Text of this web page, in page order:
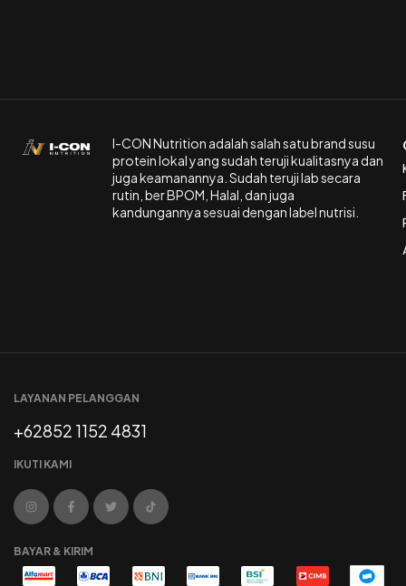
I-CON Nutrition adalah salah satu brand susu
protein lokal yang sudah teruji kualitasnya dan
juga keamanannya. Sudah teruji lab secara
rutin, ber BPOM, Halal, dan juga
kandungannya sesuai dengan label nutrisi.
LAYANAN PELANGGAN
+62852 1152 4831
IKUTI KAMI
BAYAR & KIRIM